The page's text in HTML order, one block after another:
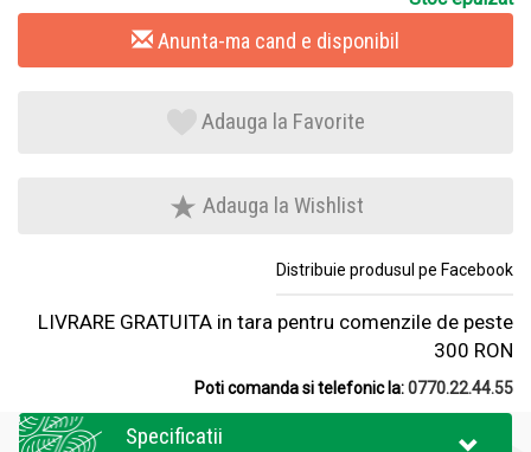
Anunta-ma cand e disponibil
Adauga la Favorite
Adauga la Wishlist
Distribuie produsul pe Facebook
LIVRARE GRATUITA in tara pentru comenzile de peste
300 RON
Poti comanda si telefonic la:0770.22.44.55
Specificatii